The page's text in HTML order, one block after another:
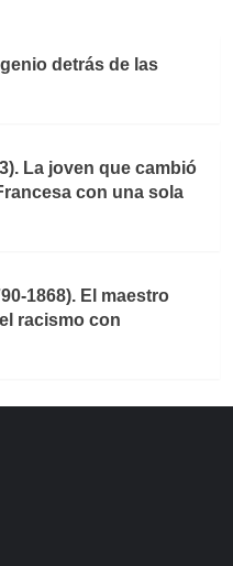
detrás de las
La joven que cambió
con una sola
1868). El maestro
racismo con